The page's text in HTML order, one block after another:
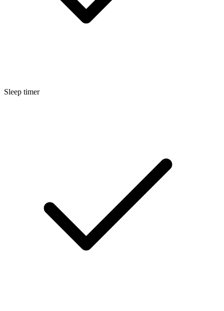
Sleep timer